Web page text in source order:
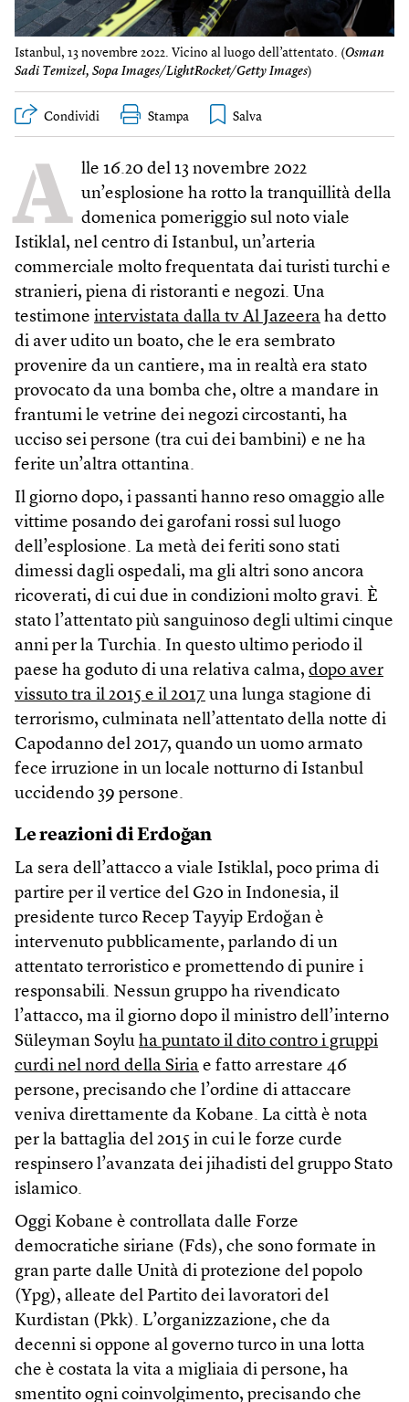
Istanbul, 13 novembre 2022. Vicino al luogo dell’attentato. (Osman
Sadi Temizel, Sopa Images/LightRocket/Getty Images)
Condividi Stampa
A lle 16.20 del 13 novembre 2022
un’esplosione ha rotto la tranquillità della
domenica pomeriggio sul noto viale
Istiklal, nel centro di Istanbul, un’arteria
commerciale molto frequentata dai turisti turchi e
stranieri, piena di ristoranti e negozi. Una
testimone intervistata dalla tv Al Jazeera ha detto
di aver udito un boato, che le era sembrato
provenire da un cantiere, ma in realtà era stato
provocato da una bomba che, oltre a mandare in
frantumi le vetrine dei negozi circostanti, ha
ucciso sei persone (tra cui dei bambini) e ne ha
ferite un’altra ottantina.
Il giorno dopo, i passanti hanno reso omaggio alle
vittime posando dei garofani rossi sul luogo
dell’esplosione. La metà dei feriti sono stati
dimessi dagli ospedali, ma gli altri sono ancora
ricoverati, di cui due in condizioni molto gravi. È
stato l’attentato più sanguinoso degli ultimi cinque
anni per la Turchia. In questo ultimo periodo il
paese ha goduto di una relativa calma, dopo aver
vissuto tra il 2015 e il 2017 una lunga stagione di
terrorismo, culminata nell’attentato della notte di
Capodanno del 2017, quando un uomo armato
fece irruzione in un locale notturno di Istanbul
uccidendo 39 persone.
Le reazioni di Erdoğan
La sera dell’attacco a viale Istiklal, poco prima di
partire per il vertice del G20 in Indonesia, il
presidente turco Recep Tayyip Erdoğan è
intervenuto pubblicamente, parlando di un
attentato terroristico e promettendo di punire i
responsabili. Nessun gruppo ha rivendicato
l’attacco, ma il giorno dopo il ministro dell’interno
Süleyman Soylu ha puntato il dito contro i gruppi
curdi nel nord della Siria e fatto arrestare 46
persone, precisando che l’ordine di attaccare
veniva direttamente da Kobane. La città è nota
per la battaglia del 2015 in cui le forze curde
respinsero l’avanzata dei jihadisti del gruppo Stato
islamico.
Oggi Kobane è controllata dalle Forze
democratiche siriane (Fds), che sono formate in
gran parte dalle Unità di protezione del popolo
(Ypg), alleate del Partito dei lavoratori del
Kurdistan (Pkk). L’organizzazione, che da
decenni si oppone al governo turco in una lotta
che è costata la vita a migliaia di persone, ha
smentito ogni coinvolgimento, precisando che